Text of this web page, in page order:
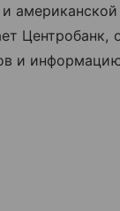
американской
Центробанк,
и